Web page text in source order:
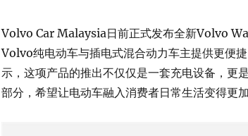
Volvo Car Malaysia日前正式发布全新Volvo
Volvo纯电动车与插电式混合动力车主提供更便
示，这项产品的推出不仅仅是一套充电设备，更
部分，希望让电动车融入消费者日常生活变得更加